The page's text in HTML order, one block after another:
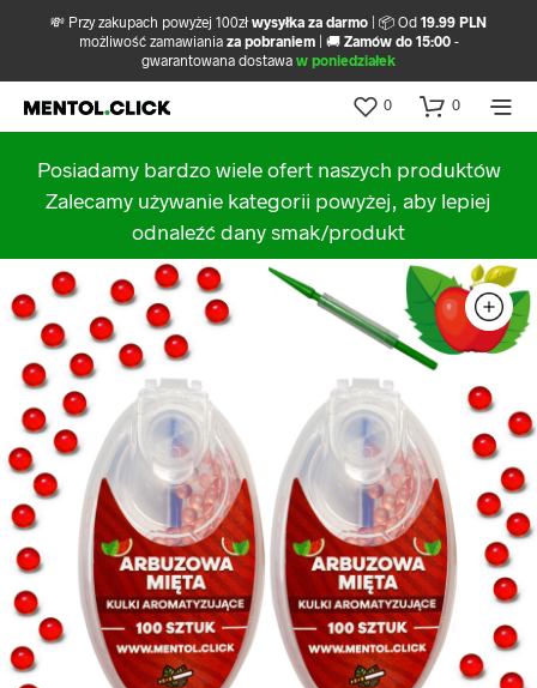
💸 Przy zakupach powyżej 100zł wysyłka za darmo | 📦 Od 19.99 PLN
możliwość zamawiania za pobraniem| 🚚 Zamów do 15:00-
gwarantowana dostawa w poniedziałek
0 0
Posiadamy bardzo wiele ofert naszych produktów
Zalecamy używanie kategorii powyżej, aby lepiej
odnaleźć dany smak/produkt